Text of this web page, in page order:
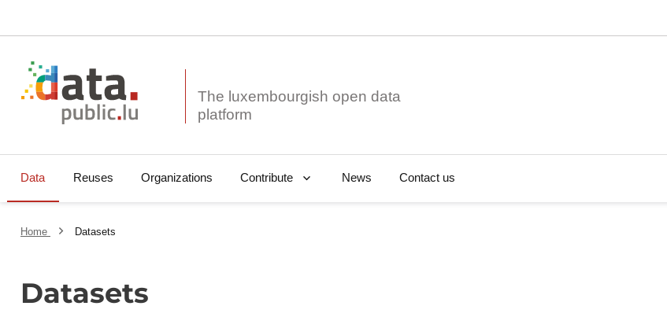
The luxembourgish open data
Data Reuses Organizations Contribute News Contact us
Home Datasets
Datasets